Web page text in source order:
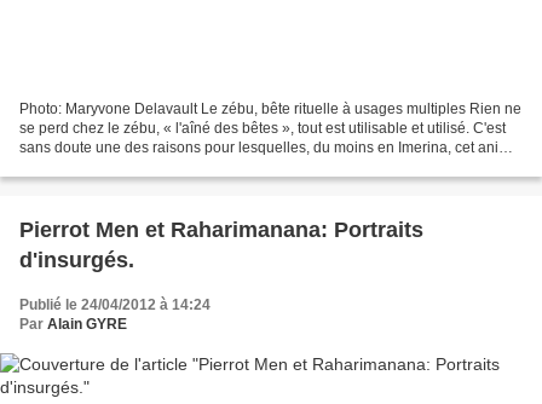
Photo: Maryvone Delavault Le zébu, bête rituelle à usages multiples Rien ne
se perd chez le zébu, « l'aîné des bêtes », tout est utilisable et utilisé. C'est
sans doute une des raisons pour lesquelles, du moins en Imerina, cet animal
Pierrot Men et Raharimanana: Portraits
d'insurgés.
Publié le 24/04/2012 à 14:24
Par Alain GYRE